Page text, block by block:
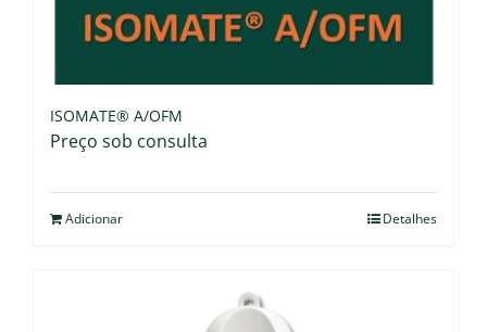
ISOMATE® A/OFM
Preço sob consulta
Adicionar Detalhes